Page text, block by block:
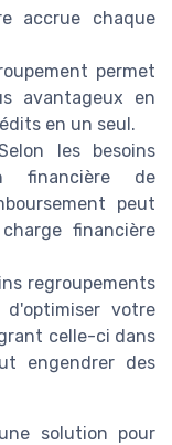
accrue chaque
permet
avantageux en
en un seul.
les besoins
financière de
peut
financière
regroupements
votre
celle-ci dans
engendrer des
solution pour